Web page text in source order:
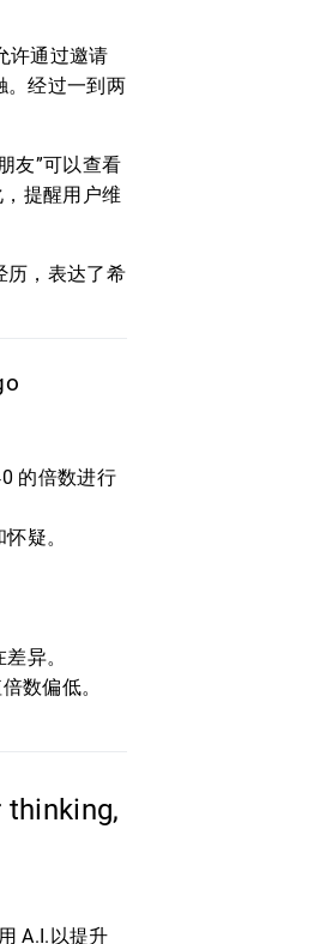
许通过邀请
。经过一到两
友”可以查看
提醒用户维
历，表达了希
的倍数进行
疑。
异。
数偏低。
thinking,
A.I.以提升